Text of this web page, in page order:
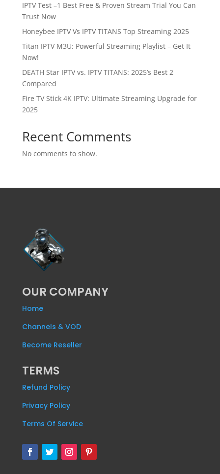
IPTV Test –1 Best Free & Proven Stream Trial You Can
Trust Now
Honeybee IPTV Vs IPTV TITANS Top Streaming 2025
Titan IPTV M3U: Powerful Streaming Playlist – Get It
Now!
DEATH Star IPTV vs. IPTV TITANS: 2025’s Best 2
Compared
Fire TV Stick 4K IPTV: Ultimate Streaming Upgrade for
2025
Recent Comments
No comments to show.
OUR COMPANY
Home
Channels & VOD
Become Reseller
TERMS
Refund Policy
Privacy Policy
Terms Of Service